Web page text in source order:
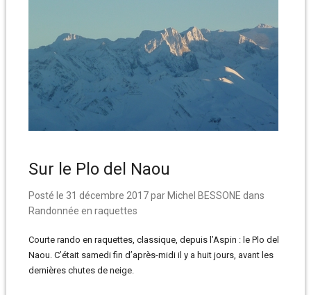
Sur le Plo del Naou
Posté le 31 décembre 2017par Michel BESSONE dans
Randonnée en raquettes
Courte rando en raquettes, classique, depuis l’Aspin : le Plo del
Naou. C’était samedi fin d’après-midi il y a huit jours, avant les
dernières chutes de neige.